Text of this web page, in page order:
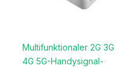
Multifunktionaler 2G 3G
4G 5G-Handysignal-